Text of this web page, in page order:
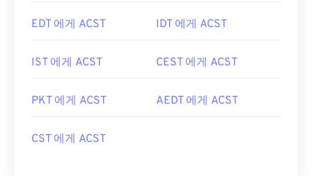
EDT 에게 ACST IDT 에게 ACST
IST 에게 ACST CEST 에게 ACST
PKT 에게 ACST AEDT 에게 ACST
CST 에게 ACST